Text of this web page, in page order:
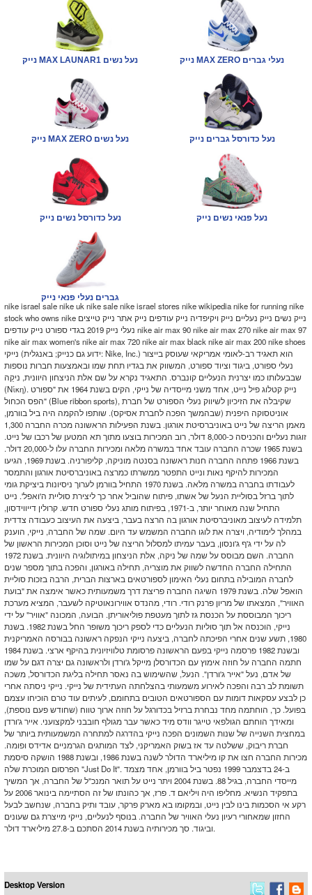
נייק MAX LAUNAR1 נעל נשים נייק MAX ZERO נעלי גברים
נייק MAX ZERO נעל נשים נעל כדורסל גברים נייק
נעל כדורסל נשים נייק נעל פנאי נשים נייק
גברים נעלי פנאי נייק
nike israel sale nike uk nike sale nike israel stores nike wikipedia nike for running nike
stock who owns nike נייק נשים נייק נעליים נייק ויקיפדיה נייק עודפים נייק אתר נייק טייצים
נעלי נייק 2019 בגדי ספורט נייק עודפים nike air max 90 nike air max 270 nike air max 97
nike air max women's nike air max 720 nike air max black nike air max 200 nike shoes
נייקי (ידוע גם כנייק; באנגלית: Nike, Inc.) הוא תאגיד רב-לאומי אמריקאי שעוסק בייצור
נעלי ספורט, ביגוד וציוד ספורט, המשווק את בגדיו תחת שמו ובאמצעות חברות נוספות
שבבעלותו כמו יצרנית הנעליים קונברס. התאגיד נקרא על שם אלת הניצחון היוונית, ניקֵה
(Νίκη). נייק קטלוג פיל נייט, אחד משני מייסדיה של נייקי, הקים בשנת 1964 את "ספורט
הפס הכחול" (Blue ribbon sports), שקיבלה את הזיכיון לשיווק נעלי הספורט של חברת
אוניטסוקה היפנית (שבהמשך הפכה לחברת אסיקס). שותפו להקמה היה ביל בוורמן,
מאמן הריצה של נייט באוניברסיטת אורגון. בשנת הפעילות הראשונה מכרה החברה 1,300
זוגות נעליים והכניסה כ-8,000 דולר, רוב המכירות בוצעו מתוך תא המטען של רכבו של נייט.
בשנת 1965 שכרה החברה עובד אחד במשרה מלאה ומכירות החברה עלו ל-20,000 דולר.
בשנת 1966 פתחה החברה חנות ראשונה בסנטה מוניקה, קליפורניה. בשנת 1969, הגיעו
המכירות להיקף נאות ונייט התפטר ממשרתו כמרצה באוניברסיטת אורגון והתמסר
לעבודתו בחברה במשרה מלאה. בשנת 1970 התחיל בוורמן לערוך ניסיונות ביציקת גומי
לתוך ברזל בסוליית הנעל של אשתו, פיתוח שהוביל אחר כך ליצירת סוליית ה'ואפל'. נייט
התחיל שנה מאוחר יותר, ב-1971, בפיתוח מותג נעלי ספורט חדש. קרולין דייווידסון,
תלמידה לעיצוב מאוניברסיטת אורגון בה הרצה בעבר, ביצעה את העיצוב כעבודה צדדית
במהלך לימודיה, ויצרה את לוגו החברה המשמש עד היום. שמה של החברה, נייקי, הוענק
לה על ידי ג'ף ג'ונסון, בעבר עמיתו למסלול הריצה של נייט וסוכן המכירות הראשון של
החברה. השם מבוסס על שמה של ניקה, אלת הניצחון במיתולוגיה היוונית. בשנת 1972
התחילה החברה החדשה לשווק את מוצריה, תחילה באורגון, והפכה בתוך מספר שנים
לחברה המובילה בתחום נעלי האימון לספורטאים בארצות הברית, הרבה בזכות סוליית
הואפל שלה. בשנת 1979 השיגה החברה פריצת דרך משמעותית כאשר אימצה את "בועת
האוויר", המצאתו של מריון פרנק רודי. רודי, מהנדס אווירונאוטיקה לשעבר, המציא מערכת
ריכוך המבוססת על הכנסת גז לתוך מעטפת פוליאוריתן. הבועה, המכונה "אוויר" על ידי
נייקי, הוכנסה אל תוך סוליות הנעליים כדי לספק ריכוך משופר החל בשנת 1982. בשנת
1980, תשע שנים אחרי הפיכתה לחברה, ביצעה נייקי הנפקה ראשונה בבורסה האמריקנית
ובשנת 1982 פרסמה נייקי בפעם הראשונה פרסומת טלוויזיונית בהיקף ארצי. בשנת 1984
חתמה החברה על חוזה אימוץ עם הכדורסלן מייקל ג'ורדן ולראשונה גם יצרה דגם על שמו
של אדם, נעל "אייר ג'ורדן". הנעל, שהשימוש בה נאסר תחילה בליגת הכדורסל, משכה
תשומת לב רבה והפכה לאירוע משמעותי בהצלחתה העתידית של נייקי. נייקי ניסתה אחרי
כן לבצע עסקאות דומות עם הספורטאים הטובים בתחומם, לעיתים עוד טרם הוכיחו עצמם
בפועל. כך, הוחתמה מחד נבחרת ברזיל בכדורגל על חוזה ארוך טווח (שחודש פעם נוספת),
ומאידך הוחתם הגולפאי טייגר וודס מיד כאשר עבר מגולף חובבני למקצועני. אייר ג'ורדן
במחצית השנייה של שנות השמונים הפכה נייקי בהדרגה למתחרה המשמעותית ביותר של
חברת ריבוק, ששלטה עד אז בשוק האמריקני, לצד המותגים הגרמניים אדידס ופומה.
מכירות החברה חצו את קו מיליארד הדולר לשנה בשנת 1986, ובשנת 1988 הושקה סיסמת
הפרסום המוכרת שלה "Just Do It". ב-24 בדצמבר 1999 נפטר ביל בוורמן, אחד מצמד
מייסדי החברה, בגיל 88. בשנת 2004 ויתר נייט על תואר המנכ"ל של החברה, אך המשיך
בתפקיד הנשיא. מחליפו היה ויליאם ד. פרז, אך כהונתו של זה הסתיימה בינואר 2006 על
רקע אי הסכמות בינו לבין נייט, ובמקומו בא מארק פרקר, עובד ותיק בחברה, שנחשב לבעל
החזון שמאחורי רעיון נעלי האוויר של החברה. בנוסף לנעליים, נייקי מייצרת גם שעונים
וביגוד. סך מכירותיה בשנת 2014 הסתכם ב-27.8 מיליארד דולר.
Desktop Version